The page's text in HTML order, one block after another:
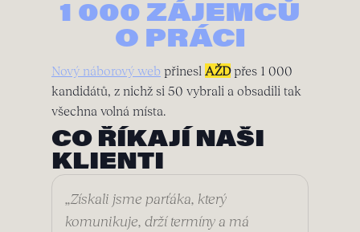
1 000 ZÁJEMCŮ
O PRÁCI
Nový náborový web přinesl AŽDpřes 1 000
kandidátů, z nichž si 50 vybrali a obsadili tak
všechna volná místa.
CO ŘÍKAJÍ NAŠI
KLIENTI
„Získali jsme parťáka, který
komunikuje, drží termíny a má